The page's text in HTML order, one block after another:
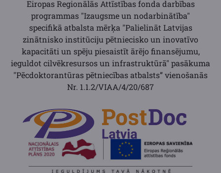
Eiropas Regionālās Attīstības fonda darbības
programmas "Izaugsme un nodarbinātība"
specifikā atbalsta mērķa "Palielināt Latvijas
zinātnisko institūciju pētniecisko un inovatīvo
kapacitāti un spēju piesaistīt ārējo finansējumu,
ieguldot cilvēkresursos un infrastruktūrā" pasākuma
"Pēcdoktorantūras pētniecības atbalsts”vienošanās
Nr. 1.1.2/VIAA/4/20/687